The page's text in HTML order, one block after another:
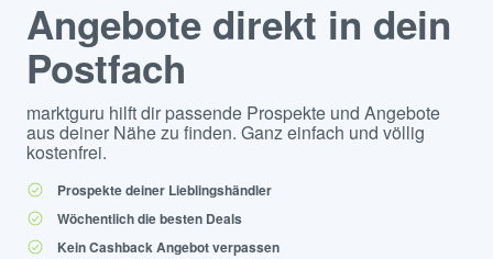
Angebote direkt in dein
Postfach
marktguru hilft dir passende Prospekte und Angebote
aus deiner Nähe zu finden. Ganz einfach und völlig
kostenfrei.
Prospekte deiner Lieblingshändler
Wöchentlich die besten Deals
Kein Cashback Angebot verpassen